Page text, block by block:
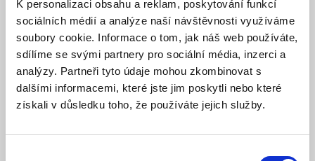
K personalizaci obsahu a reklam, poskytování funkcí
sociálních médií a analýze naší návštěvnosti využíváme
soubory cookie. Informace o tom, jak náš web používáte,
sdílíme se svými partnery pro sociální média, inzerci a
analýzy. Partneři tyto údaje mohou zkombinovat s
dalšími informacemi, které jste jim poskytli nebo které
získali v důsledku toho, že používáte jejich služby.
Do košíku
Popis